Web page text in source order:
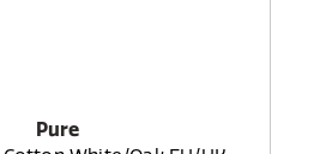
Pure